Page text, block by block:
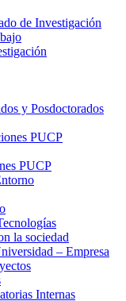
de Investigación
y Posdoctorados
PUCP
PUCP
la sociedad
– Empresa
Internas